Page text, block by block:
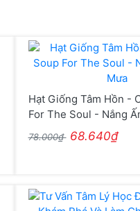
Hạt Giống Tâm Hồn -
For The Soul - Nắng
78.000₫ 68.640₫